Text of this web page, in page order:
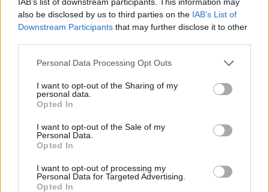
also be disclosed by us to third parties on the IAB’s List of
Downstream Participants that may further disclose it to other
Please note that this website/app uses one or more Google
not limited to your visit or usage behaviour. You may click to
grant or deny consent to Google and its third-party tags to
use your data for below specified purposes in below Google
consent section.
Personal Data Processing Opt Outs
I want to opt-out of the Sharing of my
personal data.
Opted In
I want to opt-out of the Sale of my
Personal Data.
Opted In
I want to opt-out of processing my
Personal Data for Targeted Advertising.
Opted In